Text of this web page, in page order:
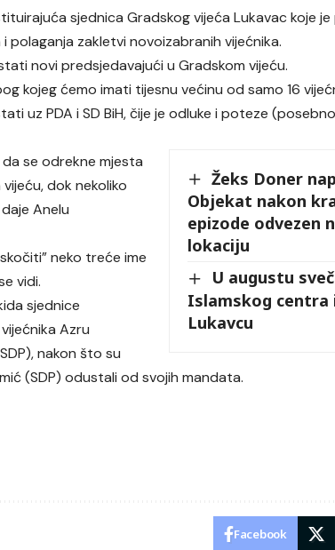
sjednica Gradskog vijeća Lukavac koje
polaganja zakletvi novoizabranih vijećnika.
novi predsjedavajući u Gradskom vijeću.
kojeg ćemo imati tijesnu većinu od samo 16
uz PDA i SD BiH, čije je odluke i poteze
Žeks Doner
Objekat nakon
epizode odvezen
lokaciju
U augustu
Islamskog centra
Lukavcu
se odrekne mjesta
dok nekoliko
Anelu
neko treće ime
vidi.
sjednice
Azru
nakon što su
(SDP) odustali od svojih mandata.
Facebook